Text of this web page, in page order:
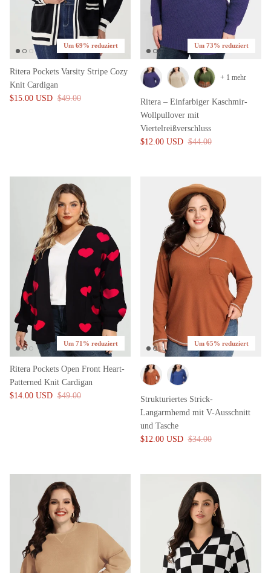
Um 69% reduziert
Ritera Pockets Varsity Stripe Cozy
Knit Cardigan
$15.00 USD $49.00
Um 73% reduziert
Ritera – Einfarbiger Kaschmir-
Wollpullover mit
Viertelreißverschluss
$12.00 USD $44.00
+ 1 mehr
Um 71% reduziert
Ritera Pockets Open Front Heart-
Patterned Knit Cardigan
$14.00 USD $49.00
Um 65% reduziert
Strukturiertes Strick-
Langarmhemd mit V-Ausschnitt
und Tasche
$12.00 USD $34.00